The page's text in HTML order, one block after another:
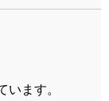
います。